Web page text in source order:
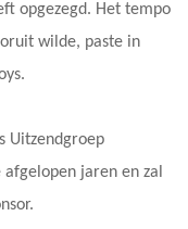
opgezegd. Het tempo
wilde, paste in
Uitzendgroep
afgelopen jaren en zal